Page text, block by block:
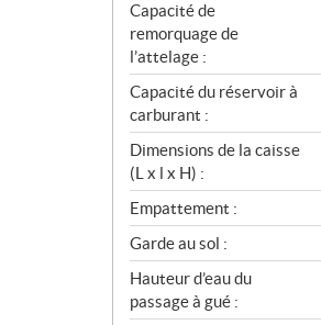
Capacité de
remorquage de
l’attelage :
Capacité du réservoir à
carburant :
Dimensions de la caisse
(L x l x H) :
Empattement :
Garde au sol :
Hauteur d’eau du
passage à gué :